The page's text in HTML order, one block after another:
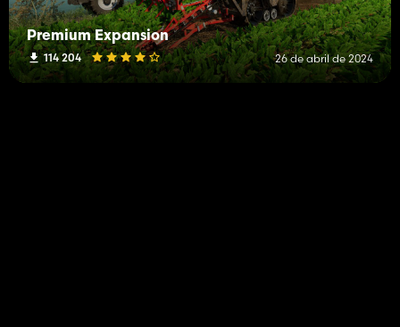
Premium Expansion
114 204 26 de abril de 2024